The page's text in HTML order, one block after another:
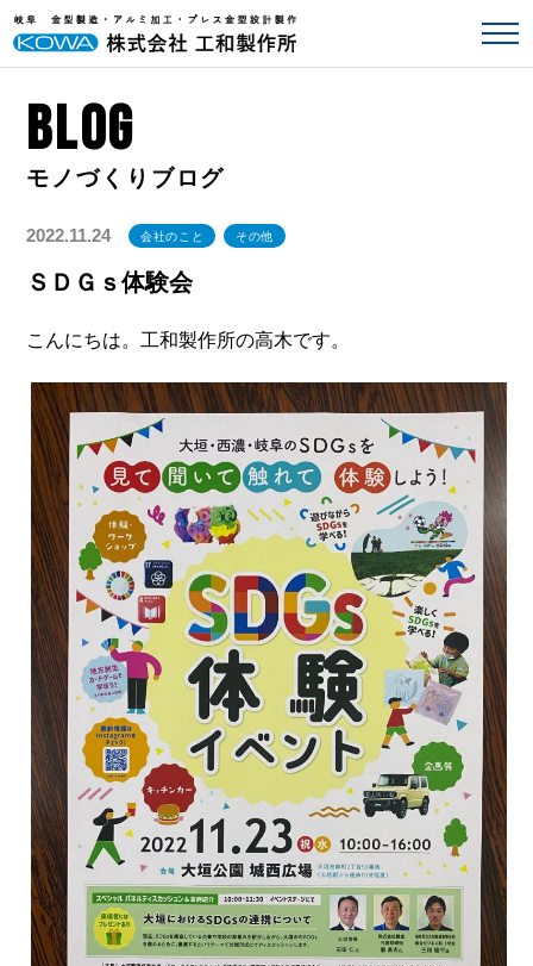
BLOG
2022.11.24 会社のこと その他
ＳＤＧｓ体験会
こんにちは。工和製作所の高木です。